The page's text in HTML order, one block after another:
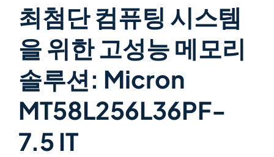
최첨단 컴퓨팅 시스템
을 위한 고성능 메모리
솔루션: Micron
MT58L256L36PF-
7.5 IT